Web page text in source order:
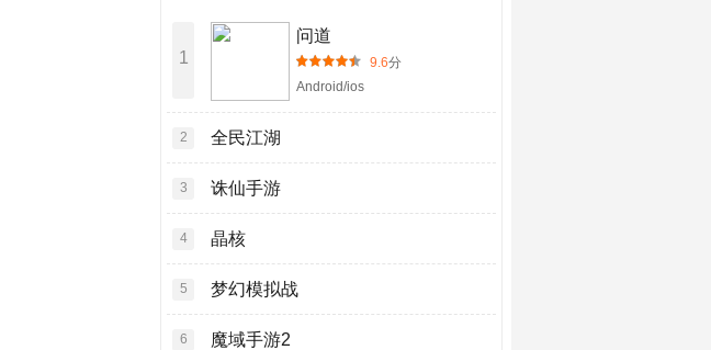
1
问道
9.6分
Android/ios
2 全民江湖
3 诛仙手游
4 晶核
5 梦幻模拟战
6 魔域手游2